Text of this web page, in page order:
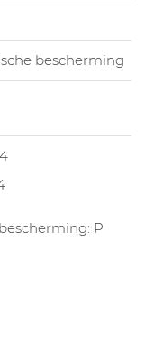
bescherming
P